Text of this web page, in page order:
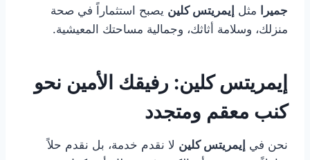
جميرا
مثل إيمريتس كلين يصبح استثماراً في صحة
منزلك، وسلامة أثاثك، وجمالية مساحتك المعيشية.
إيمريتس كلين: رفيقك الأمين نحو
كنب معقم ومتجدد
نحن في إيمريتس كلين لا نقدم خدمة، بل نقدم حلاً